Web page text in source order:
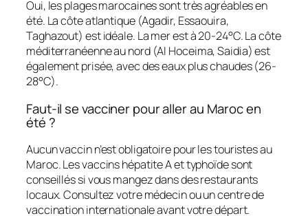
Oui, les plages marocaines sont très agréables en
été. La côte atlantique (Agadir, Essaouira,
Taghazout) est idéale. La mer est à 20-24°C. La côte
méditerranéenne au nord (Al Hoceima, Saidia) est
également prisée, avec des eaux plus chaudes (26-
28°C).
Faut-il se vacciner pour aller au Maroc en
été ?
Aucun vaccin n’est obligatoire pour les touristes au
Maroc. Les vaccins hépatite A et typhoïde sont
conseillés si vous mangez dans des restaurants
locaux. Consultez votre médecin ou un centre de
vaccination internationale avant votre départ.